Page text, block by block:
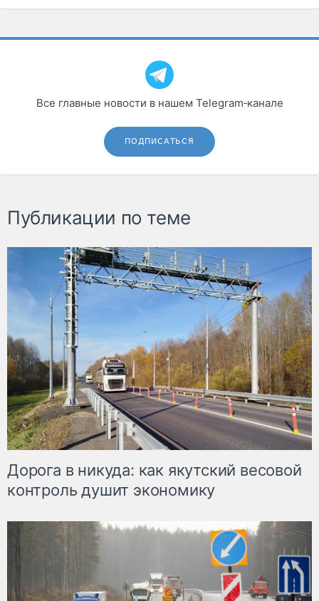
Все главные новости в нашем Telegram‑канале
ПОДПИСАТЬСЯ
Публикации по теме
Дорога в никуда: как якутский весовой
контроль душит экономику